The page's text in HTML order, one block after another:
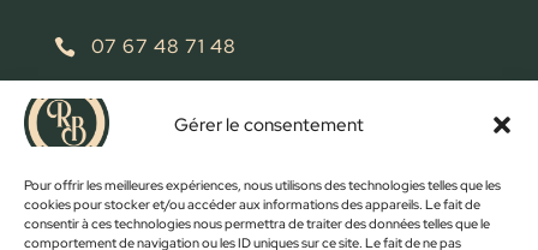
Gérer le consentement
Pour offrir les meilleures expériences, nous utilisons des technologies telles que les
cookies pour stocker et/ou accéder aux informations des appareils. Le fait de
consentir à ces technologies nous permettra de traiter des données telles que le
comportement de navigation ou les ID uniques sur ce site. Le fait de ne pas
 07 67 48 71 48
 retrobroc85@gmail.com